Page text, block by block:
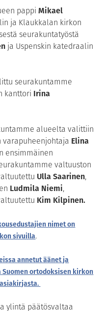
pappiMikael
ja Klaukkalan kirkon
seurakuntatyöstä
ja Uspenskin katedraalin
seurakuntamme
kanttori Irina
alueelta valittiin
Elina
ensimmäinen
valtuuston
Ulla Saarinen,
Ludmila Niemi,
Kim Kilpinen.
nimet on
sivuilla.
annetut äänet ja
ortodoksisen kirkon
ylintä päätösvaltaa